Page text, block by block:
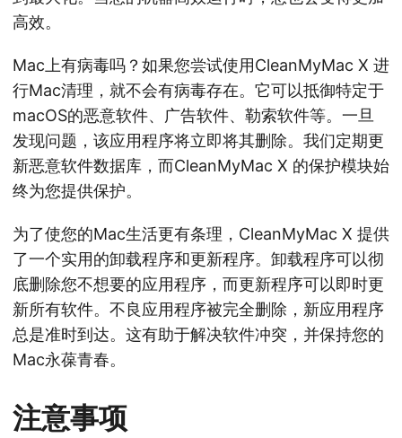
高效。
Mac上有病毒吗？如果您尝试使用CleanMyMac X 进
行Mac清理，就不会有病毒存在。它可以抵御特定于
macOS的恶意软件、广告软件、勒索软件等。一旦
发现问题，该应用程序将立即将其删除。我们定期更
新恶意软件数据库，而CleanMyMac X 的保护模块始
终为您提供保护。
为了使您的Mac生活更有条理，CleanMyMac X 提供
了一个实用的卸载程序和更新程序。卸载程序可以彻
底删除您不想要的应用程序，而更新程序可以即时更
新所有软件。不良应用程序被完全删除，新应用程序
总是准时到达。这有助于解决软件冲突，并保持您的
Mac永葆青春。
注意事项